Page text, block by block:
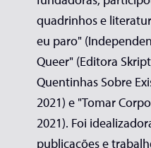
quadrinhos e
eu paro"
Queer" (Editora
Quentinhas Sobre
2021) e "Tomar
2021). Foi
publicações e